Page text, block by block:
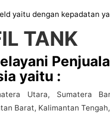
yaitu dengan kepadatan
TANK
yaitu :
Utara, Sumatera
Barat, Kalimantan